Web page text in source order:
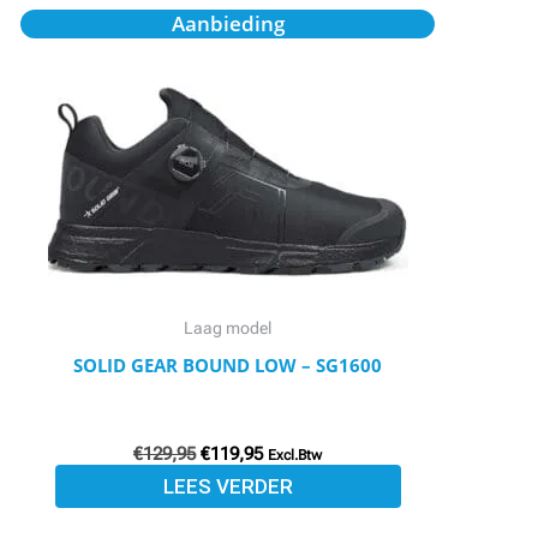
Aanbieding
Laag model
SOLID GEAR BOUND LOW – SG1600
€129,95
Oorspronkelijke
prijs
€119,95
Huidige
prijs
Excl.Btw
LEES VERDER